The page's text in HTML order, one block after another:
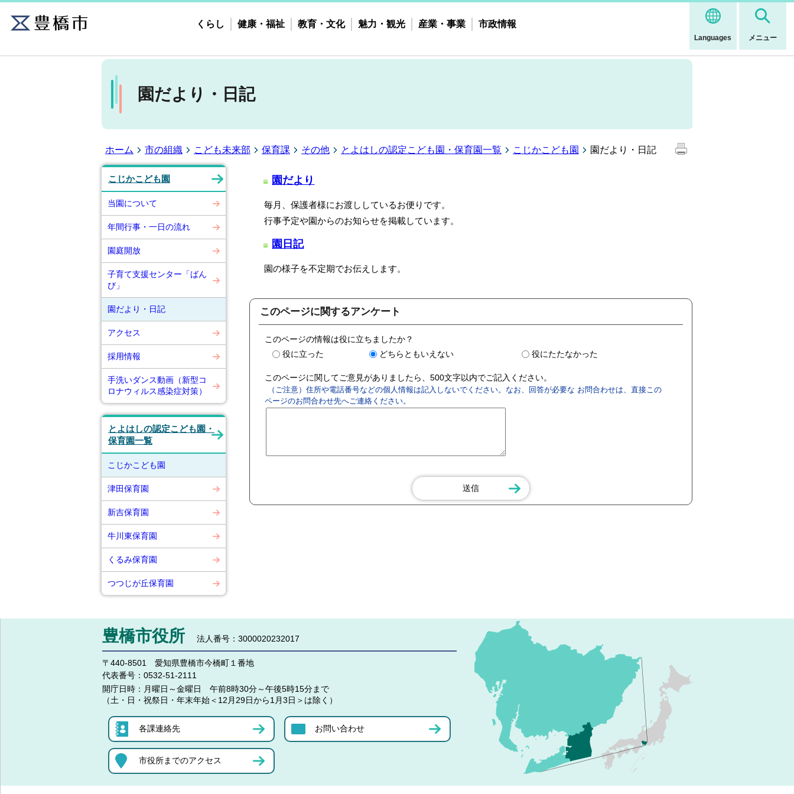
Languages メニュー
くらし 健康・福祉 教育・文化 魅力・観光 産業・事業 市政情報
園だより・日記
ホーム 市の組織 こども未来部 保育課 その他 とよはしの認定こども園・保育園一覧 こじかこども園 園だより・日記
こじかこども園
当園について
年間行事・一日の流れ
園庭開放
子育て支援センター「ばん
び」
園だより・日記
アクセス
採用情報
手洗いダンス動画（新型コ
ロナウィルス感染症対策）
とよはしの認定こども園・
保育園一覧
こじかこども園
津田保育園
新吉保育園
牛川東保育園
くるみ保育園
つつじが丘保育園
園だより
毎月、保護者様にお渡ししているお便りです。
行事予定や園からのお知らせを掲載しています。
園日記
園の様子を不定期でお伝えします。
このページに関するアンケート
このページの情報は役に立ちましたか？
役に立った
どちらともいえない 役にたたなかった
このページに関してご意見がありましたら、500文字以内でご記入ください。
（ご注意）住所や電話番号などの個人情報は記入しないでください。なお、回答が必要な お問合わせは、直接この
ページのお問合わせ先へご連絡ください。
豊橋市役所 法人番号：3000020232017
〒440-8501 愛知県豊橋市今橋町１番地
代表番号： 0532-51-2111
開庁日時： 月曜日～金曜日 午前8時30分～午後5時15分まで
（土・日・祝祭日・年末年始＜12月29日から1月3日＞は除く）
各課連絡先 お問い合わせ
市役所までのアクセス